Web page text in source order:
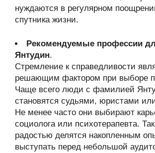
нуждаются в регулярном
спутника жизни.
Рекомендуемые профессии
Янтудин.
Стремление к справедливости
решающим фактором при выборе
Чаще всего люди с фамилией
становятся судьями, юристами
Не менее часто они выбирают
социолога или психотерапевта.
радостью делятся накопленным
выступать перед небольшой